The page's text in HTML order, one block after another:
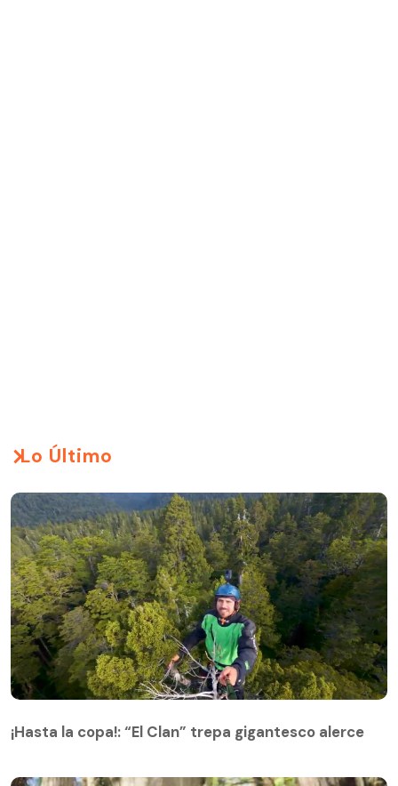
Lo Último
¡Hasta la copa!: “El Clan” trepa gigantesco alerce